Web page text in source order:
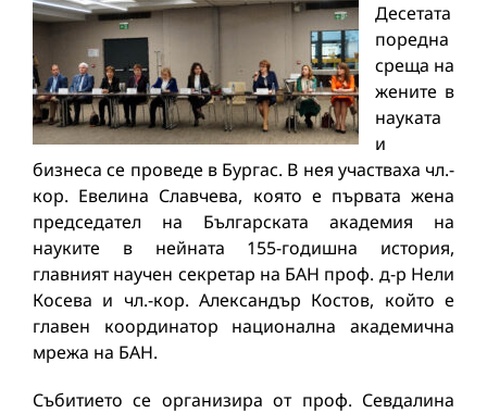
Десетата
поредна
среща на
жените в
науката
и
бизнеса се проведе в Бургас. В нея участваха чл.-
кор. Евелина Славчева, която е първата жена
председател на Българската академия на
науките в нейната 155-годишна история,
главният научен секретар на БАН проф. д-р Нели
Косева и чл.-кор. Александър Костов, който е
главен координатор национална академична
мрежа на БАН.
Събитието се организира от проф. Севдалина